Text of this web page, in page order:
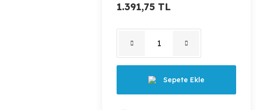
1.391,75 TL
Sepete Ekle